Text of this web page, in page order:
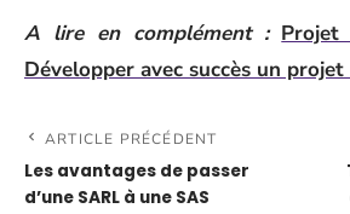
A lire en complément : Projet
Développer avec succès un
ARTICLE PRÉCÉDENT
Les avantages de passer
d’une SARL à une SAS